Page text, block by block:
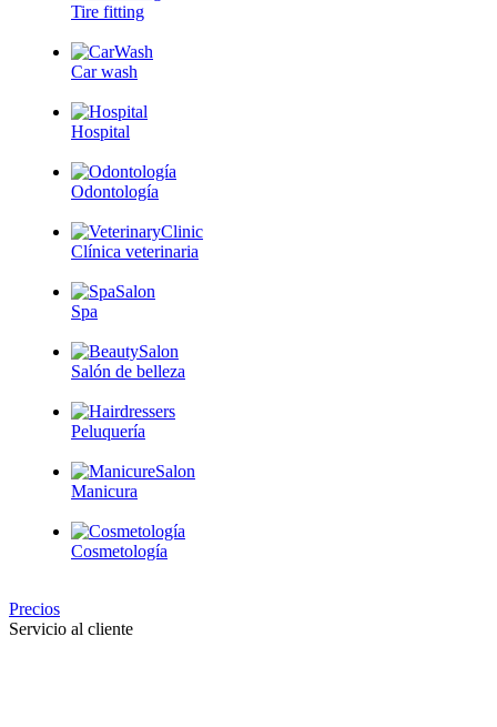
Tire fitting
Car wash
Hospital
Odontología
Clínica veterinaria
Spa
Salón de belleza
Peluquería
Manicura
Cosmetología
Precios
Servicio al cliente